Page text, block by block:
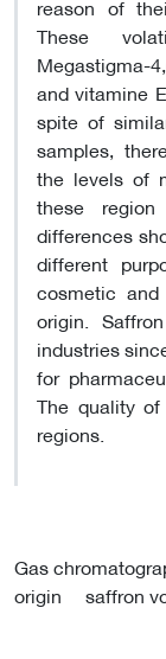
These
Megastigma-
and vitamine
spite of
samples,
the levels of
these
differences
different
cosmetic
origin.
industries
for
The quality
regions.
Gas
origin
saffron